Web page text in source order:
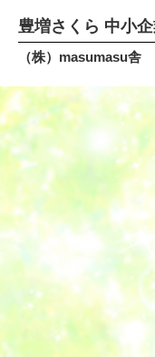
豊増さくら 中小
（株）masumasu舎